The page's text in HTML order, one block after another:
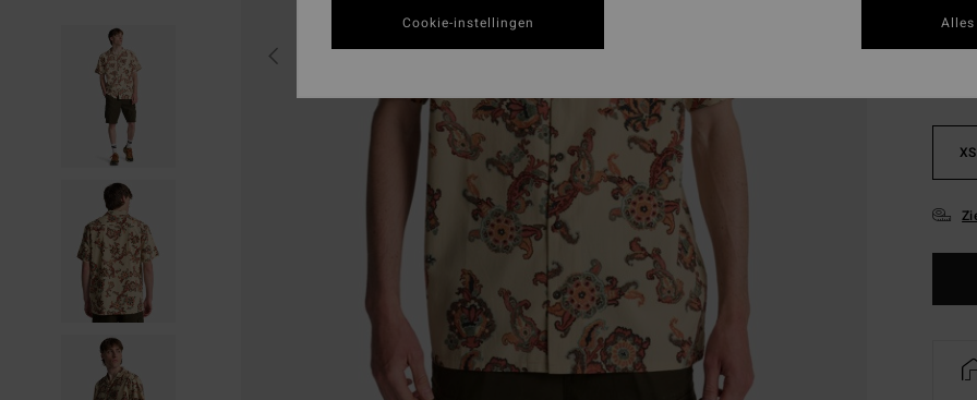
XS
Cookie-instellingen